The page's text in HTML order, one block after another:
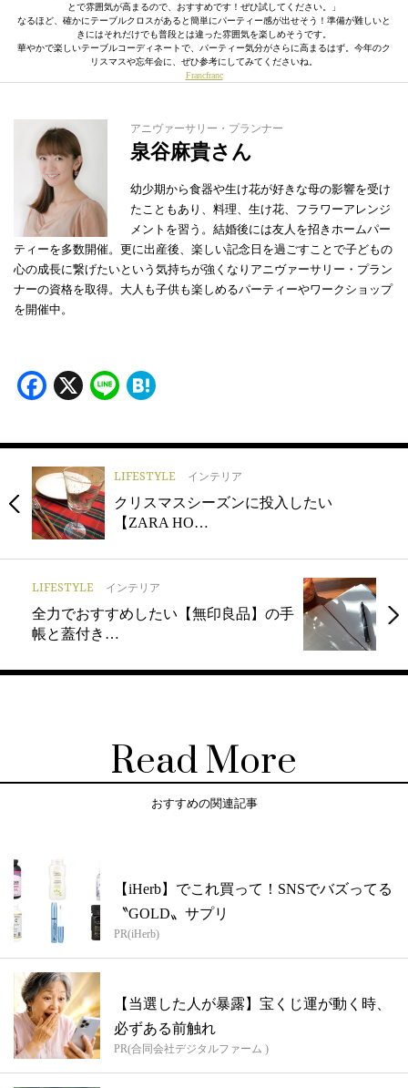
とで雰囲気が高まるので、おすすめです！ぜひ試してください。」
なるほど、確かにテーブルクロスがあると簡単にパーティー感が出せそう！準備が難しいと
きにはそれだけでも普段とは違った雰囲気を楽しめそうです。
華やかで楽しいテーブルコーディネートで、パーティー気分がさらに高まるはず。今年のク
リスマスや忘年会に、ぜひ参考にしてみてくださいね。
Francfranc
アニヴァーサリー・プランナー
泉谷麻貴さん
幼少期から食器や生け花が好きな母の影響を受け
たこともあり、料理、生け花、フラワーアレンジ
メントを習う。結婚後には友人を招きホームパー
ティーを多数開催。更に出産後、楽しい記念日を過ごすことで子どもの
心の成長に繋げたいという気持ちが強くなりアニヴァーサリー・プラン
ナーの資格を取得。大人も子供も楽しめるパーティーやワークショップ
を開催中。
Facebook
X Line
LIFESTYLE インテリア
クリスマスシーズンに投入したい
【ZARA HO…
LIFESTYLE インテリア
全力でおすすめしたい【無印良品】の手
帳と蓋付き…
Read More
おすすめの関連記事
【iHerb】でこれ買って！SNSでバズってる
〝GOLD〟サプリ
PR(iHerb)
【当選した人が暴露】宝くじ運が動く時、
必ずある前触れ
PR(合同会社デジタルファーム )